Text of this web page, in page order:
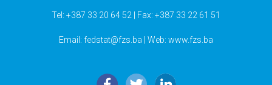
Tel: +387 33 20 64 52 | Fax: +387 33 22 61 51
Email: fedstat@fzs.ba | Web: www.fzs.ba